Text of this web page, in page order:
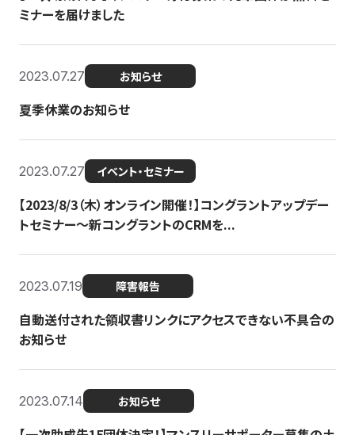
ミナーを届けました
2023.07.27 お知らせ
夏季休業のお知らせ
2023.07.27 イベント・セミナー
【2023/8/3（木）オンライン開催！】コングラントアップデー
トセミナー〜新コングラントのCRMを...
2023.07.19 障害報告
自動送付された領収書リンクにアクセスできない不具合の
お知らせ
2023.07.14 お知らせ